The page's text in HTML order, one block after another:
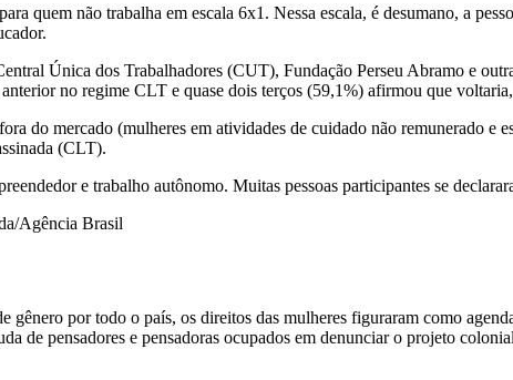
quem não trabalha em escala 6x1. Nessa escala, é desumano, a
Única dos Trabalhadores (CUT), Fundação Perseu Abramo e
no regime CLT e quase dois terços (59,1%) afirmou que
do mercado (mulheres em atividades de cuidado não remunerado e
(CLT).
e trabalho autônomo. Muitas pessoas participantes se
Agência Brasil
por todo o país, os direitos das mulheres figuraram como
de pensadores e pensadoras ocupados em denunciar o projeto